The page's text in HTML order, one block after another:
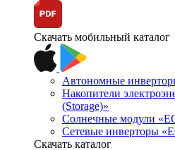
Скачать мобильный каталог
Автономные
Накопители
(Storage)»
Солнечные модули
Сетевые инверторы
Скачать каталог